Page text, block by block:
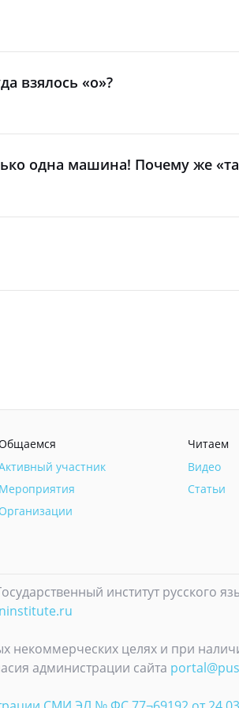
взялось «о»?
одна машина! Почему же
участник
Мероприятия
Организации
Читаем
Видео
Статьи
институт русского
некоммерческих целях и при
администрации сайта